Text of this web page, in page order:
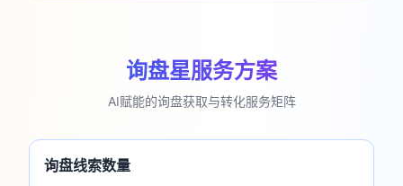
询盘星服务方案
AI赋能的询盘获取与转化服务矩阵
询盘线索数量